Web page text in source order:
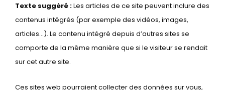
Texte suggéré :Les articles de ce site peuvent inclure des
contenus intégrés (par exemple des vidéos, images,
articles…). Le contenu intégré depuis d’autres sites se
comporte de la même manière que si le visiteur se rendait
sur cet autre site.
Ces sites web pourraient collecter des données sur vous,